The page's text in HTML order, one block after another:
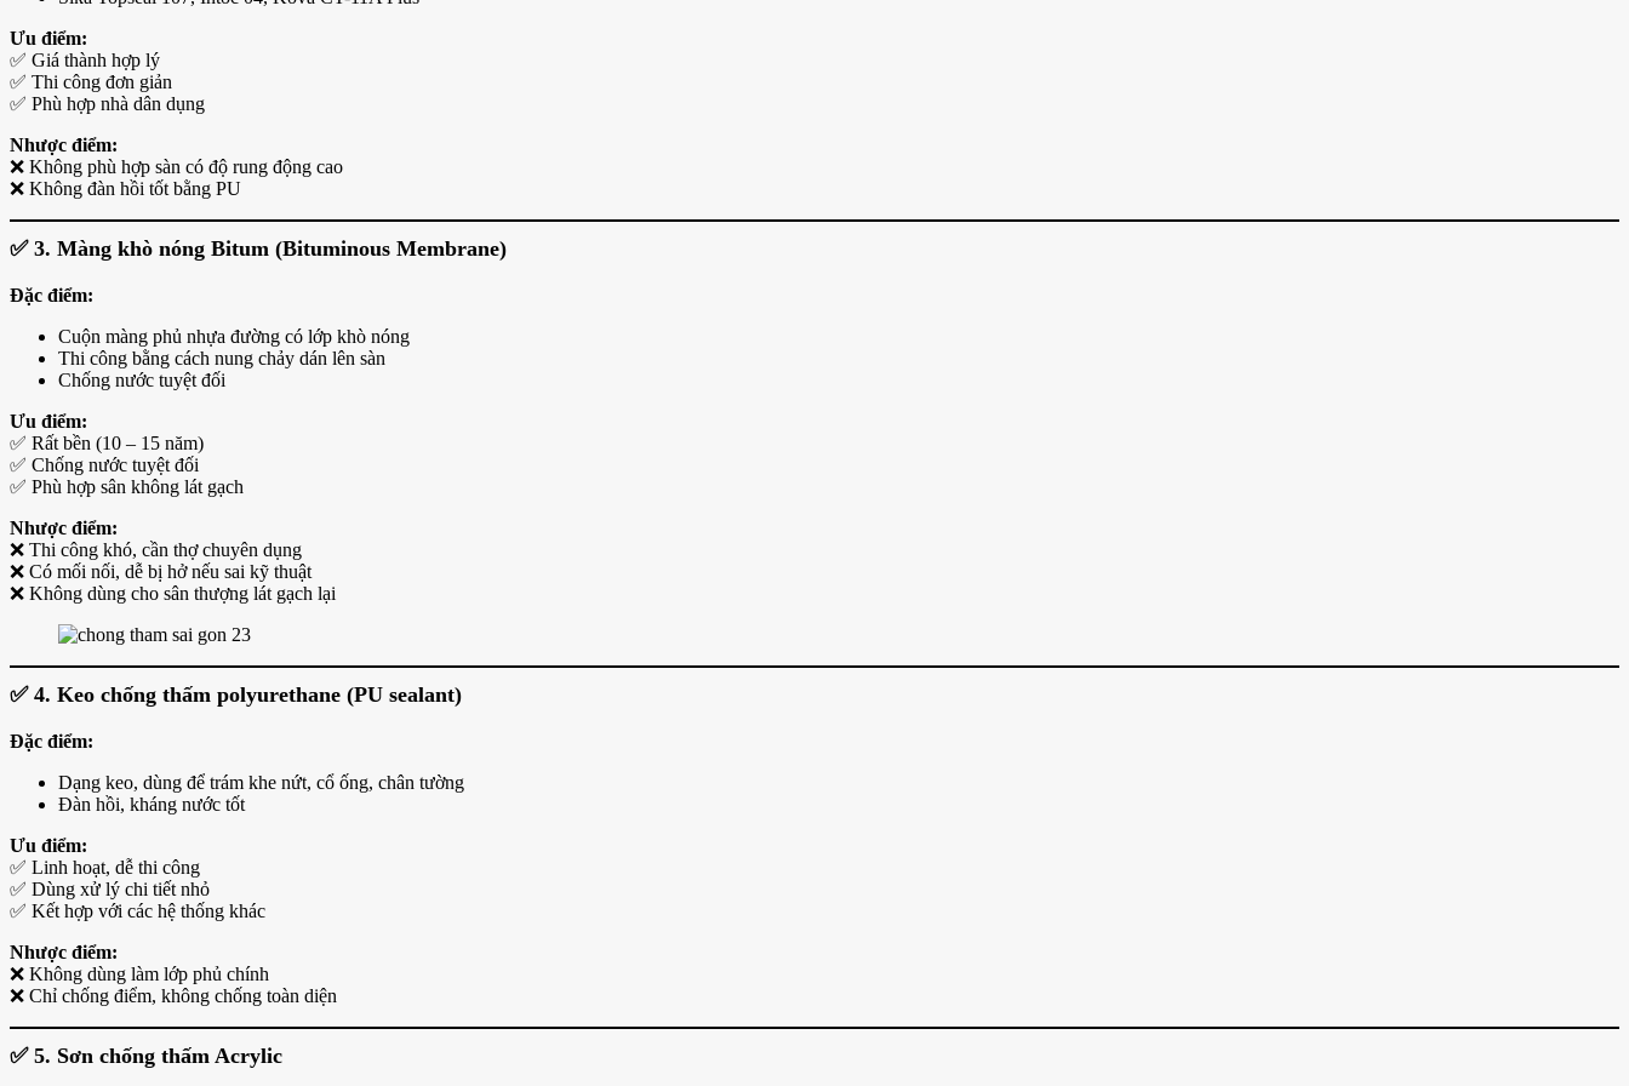
Ưu điểm:
✅ Giá thành hợp lý
✅ Thi công đơn giản
✅ Phù hợp nhà dân dụng
Nhược điểm:
❌ Không phù hợp sàn có độ rung động cao
❌ Không đàn hồi tốt bằng PU
✅ 3. Màng khò nóng Bitum (Bituminous Membrane)
Đặc điểm:
Cuộn màng phủ nhựa đường có lớp khò nóng
Thi công bằng cách nung chảy dán lên sàn
Chống nước tuyệt đối
Ưu điểm:
✅ Rất bền (10 – 15 năm)
✅ Chống nước tuyệt đối
✅ Phù hợp sân không lát gạch
Nhược điểm:
❌ Thi công khó, cần thợ chuyên dụng
❌ Có mối nối, dễ bị hở nếu sai kỹ thuật
❌ Không dùng cho sân thượng lát gạch lại
✅ 4. Keo chống thấm polyurethane (PU sealant)
Đặc điểm:
Dạng keo, dùng để trám khe nứt, cổ ống, chân tường
Đàn hồi, kháng nước tốt
Ưu điểm:
✅ Linh hoạt, dễ thi công
✅ Dùng xử lý chi tiết nhỏ
✅ Kết hợp với các hệ thống khác
Nhược điểm:
❌ Không dùng làm lớp phủ chính
❌ Chỉ chống điểm, không chống toàn diện
✅ 5. Sơn chống thấm Acrylic